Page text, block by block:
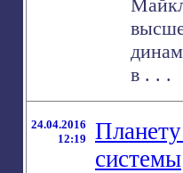
в . . .
24.04.2016
12:19
системы